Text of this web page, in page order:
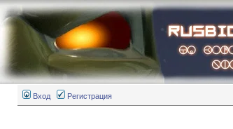
Вход Регистрация